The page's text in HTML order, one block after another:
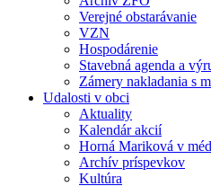
Verejné obstarávanie
VZN
Hospodárenie
Stavebná agenda a
Zámery nakladania s
Udalosti v obci
Aktuality
Kalendár akcií
Horná Mariková v
Archív príspevkov
Kultúra